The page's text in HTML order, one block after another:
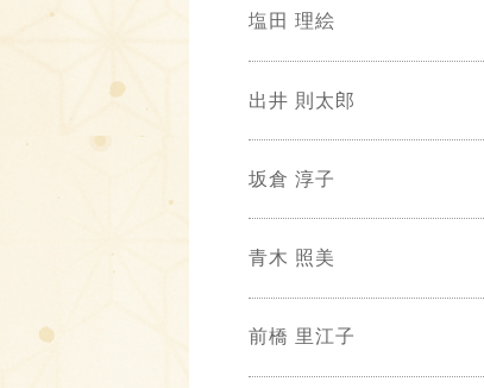
塩田 理絵
出井 則太郎
坂倉 淳子
青木 照美
前橋 里江子